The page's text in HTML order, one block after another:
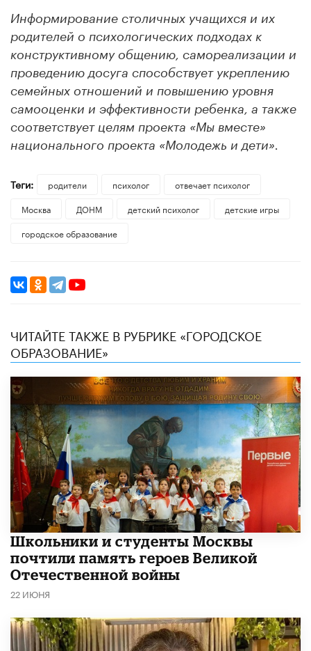
Информирование столичных учащихся и их
родителей о психологических подходах к
конструктивному общению, самореализации и
проведению досуга способствует укреплению
семейных отношений и повышению уровня
самооценки и эффективности ребенка, а также
соответствует целям проекта «Мы вместе»
национального проекта «Молодежь и дети».
Теги: родители психолог
отвечает психолог
Москва
ДОНМ детский психолог
детские игры
городское образование
ЧИТАЙТЕ ТАКЖЕ В РУБРИКЕ «ГОРОДСКОЕ
ОБРАЗОВАНИЕ»
Школьники и студенты Москвы
почтили память героев Великой
Отечественной войны
22 ИЮНЯ